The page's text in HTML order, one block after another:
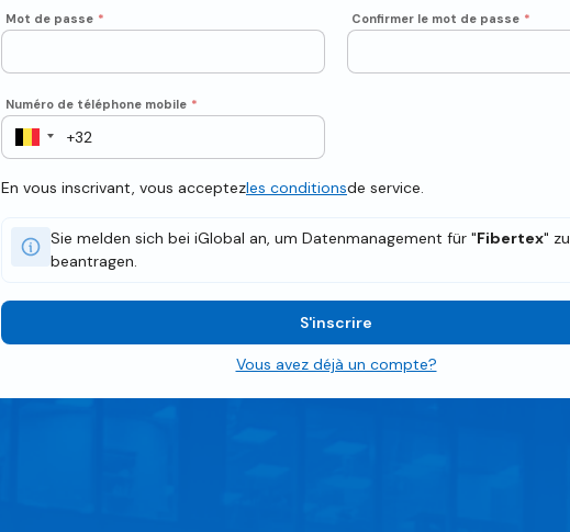
Mot de passe * Confirmer le mot de passe *
Numéro de téléphone mobile *
En vous inscrivant, vous acceptezles conditionsde service.
Sie melden sich bei iGlobal an, um Datenmanagement für "Fibertex" zu
beantragen.
S'inscrire
Vous avez déjà un compte?